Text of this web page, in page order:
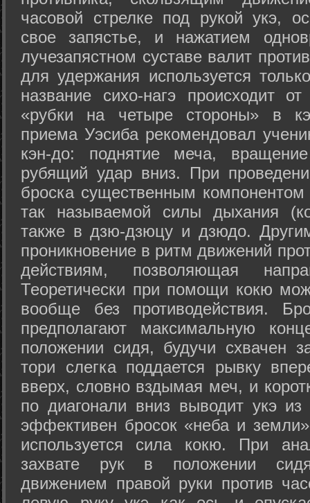
часовой стрелке под рукой укэ,
свое запястье, и нажатием
лучезапястном суставе валит
для удержания используется
название сихо-нагэ происходит
«рубки на четыре стороны» в
приема Уэсиба рекомендовал
кэн-до: поднятие меча,
рубящий удар вниз. При
броска существенным компонентом
так называемой силы дыхания
также в дзю-дзюцу и дзюдо.
проникновение в ритм движений
действиям, позволяющая
Теоретически при помощи кокю
вообще без противодействия.
предполагают максимальную
положении сидя, будучи схвачен
тори слегка поддается рывку
вверх, словно вздымая меч, и
по диагонали вниз выводит укэ
эффективен бросок «неба и
используется сила кокю. При
захвате рук в положении
движением правой руки против